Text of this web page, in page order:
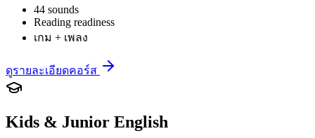
44 sounds
Reading readiness
เกม + เพลง
ดูรายละเอียดคอร์ส
Kids & Junior English